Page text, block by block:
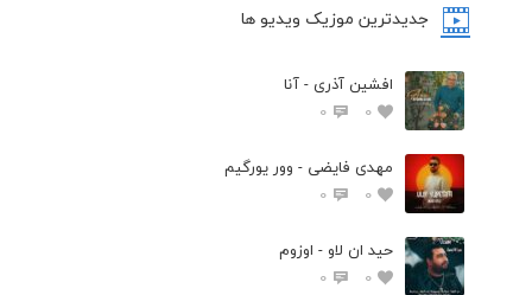
جدیدترین موزیک ویدیو ها
افشین آذری - آنا
0
0
مهدی فایضی - وور یورگیم
0
0
حید ان لاو - اوزوم
0
0